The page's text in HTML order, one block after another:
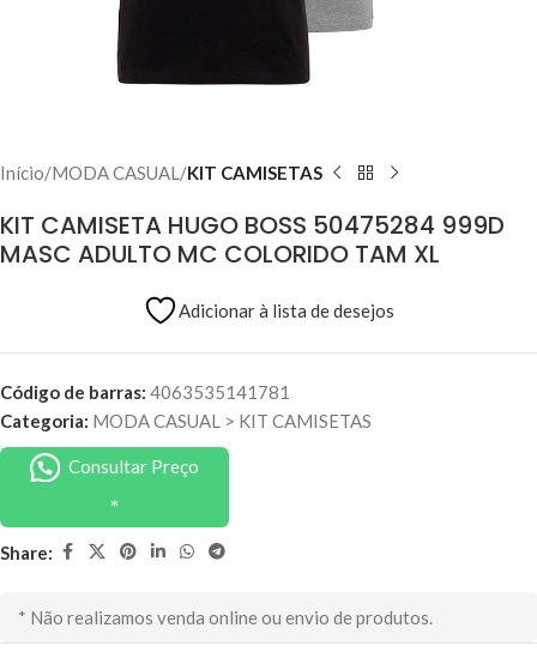
Início MODA CASUAL KIT CAMISETAS
KIT CAMISETA HUGO BOSS 50475284 999D
MASC ADULTO MC COLORIDO TAM XL
Adicionar à lista de desejos
Código de barras: 4063535141781
Categoria: MODA CASUAL > KIT CAMISETAS
Consultar Preço
Share:
* Não realizamos venda online ou envio de produtos.